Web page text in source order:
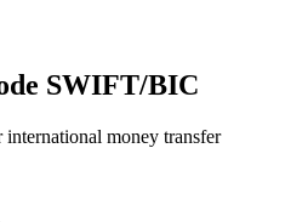
SWIFT/BIC
money transfer